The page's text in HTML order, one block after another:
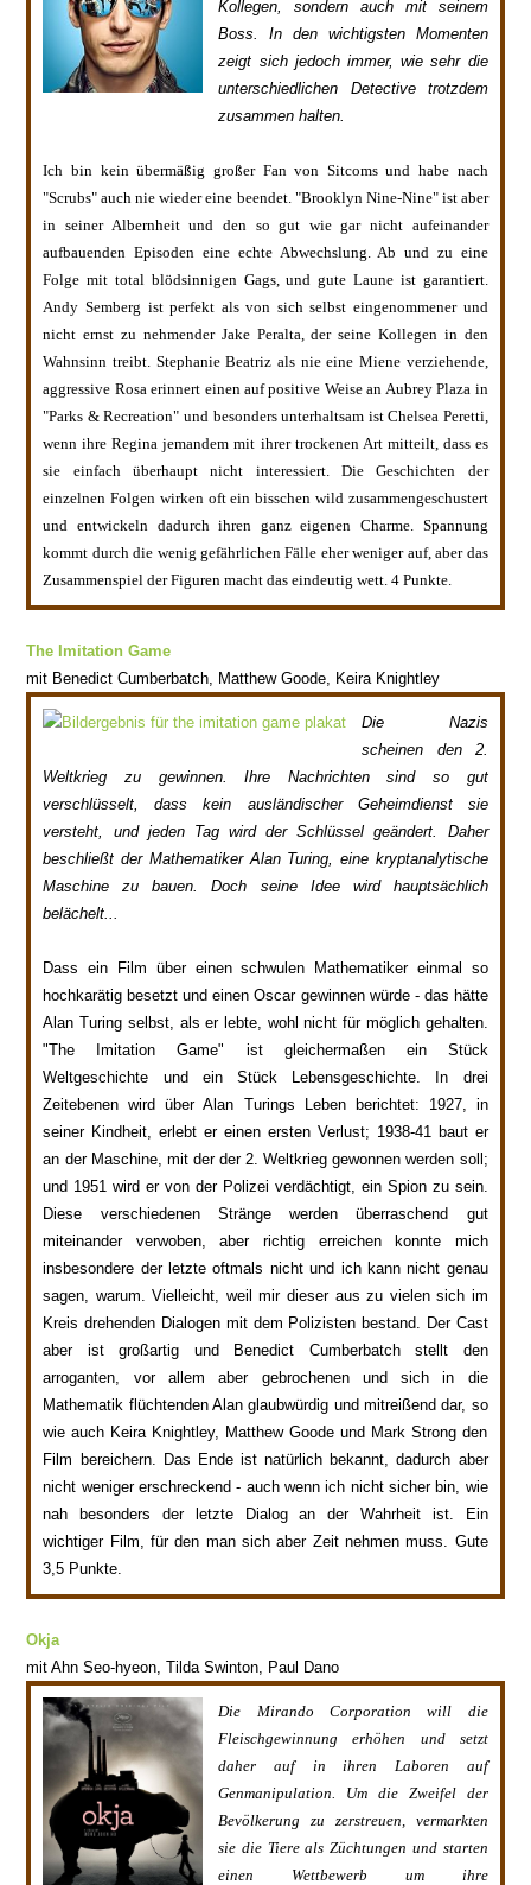
Kollegen, sondern auch mit seinem
Boss. In den wichtigsten Momenten
zeigt sich jedoch immer, wie sehr die
unterschiedlichen Detectivetrotzdem
zusammen halten.
Ich bin kein übermäßig großer Fan von Sitcoms und habe nach
"Scrubs" auch nie wieder eine beendet. "Brooklyn Nine-Nine" ist aber
in seiner Albernheit und den so gut wie gar nicht aufeinander
aufbauenden Episoden eine echte Abwechslung. Ab und zu eine
Folge mit total blödsinnigen Gags, und gute Laune ist garantiert.
Andy Semberg ist perfekt als von sich selbst eingenommener und
nicht ernst zu nehmender Jake Peralta, der seine Kollegen in den
Wahnsinn treibt. Stephanie Beatriz als nie eine Miene verziehende,
aggressive Rosa erinnert einen auf positive Weise an Aubrey Plaza in
"Parks & Recreation" und besonders unterhaltsam ist Chelsea Peretti,
wenn ihre Regina jemandem mit ihrer trockenen Art mitteilt, dass es
sie einfach überhaupt nicht interessiert. Die Geschichten der
einzelnen Folgen wirken oft ein bisschen wild zusammengeschustert
und entwickeln dadurch ihren ganz eigenen Charme. Spannung
kommt durch die wenig gefährlichen Fälle eher weniger auf, aber das
Zusammenspiel der Figuren macht das eindeutig wett. 4 Punkte.
The Imitation Game
mit Benedict Cumberbatch, Matthew Goode, Keira Knightley
Die Nazis
scheinen den 2.
Weltkrieg zu gewinnen. Ihre Nachrichten sind so gut
verschlüsselt, dass kein ausländischer Geheimdienst sie
versteht, und jeden Tag wird derSchlüssel geändert. Daher
beschließt der Mathematiker Alan Turing, eine kryptanalytische
Maschine zu bauen. Doch seine Idee wirdhauptsächlich
belächelt...
Dass ein Film über einen schwulen Mathematiker einmal so
hochkarätig besetzt und einen Oscar gewinnen würde - das hätte
Alan Turing selbst, als er lebte, wohl nicht für möglich gehalten.
"The Imitation
Game" ist gleichermaßen ein Stück
Weltgeschichte und ein Stück Lebensgeschichte. In drei
Zeitebenen wird über Alan Turings Leben berichtet: 1927, in
seiner Kindheit, erlebt er einen ersten Verlust; 1938-41 baut er
an der Maschine, mit der der 2. Weltkrieg gewonnen werden soll;
und 1951 wird er von der Polizei verdächtigt, ein Spion zu sein.
Diese verschiedenen Stränge werden überraschend gut
miteinander verwoben, aber richtig erreichen konnte mich
insbesondere der letzte oftmals nicht und ich kann nicht genau
sagen, warum.Vielleicht, weil mir dieser aus zu vielen sich im
Kreis drehenden Dialogen mit dem Polizisten bestand. Der Cast
aber ist großartig und Benedict Cumberbatch stellt den
arroganten, vor allem aber gebrochenen und sich in die
Mathematik flüchtenden Alan glaubwürdig und mitreißend dar, so
wie auch Keira Knightley, Matthew Goode und Mark Strong den
Film bereichern. Das Ende ist natürlich bekannt, dadurch aber
nicht weniger erschreckend - auch wenn ich nicht sicher bin, wie
nah besonders der letzte Dialog an der Wahrheit ist. Ein
wichtiger Film, für den man sich aber Zeit nehmen muss. Gute
3,5 Punkte.
Okja
mitAhn Seo-hyeon, Tilda Swinton, Paul Dano
Die Mirando Corporation will die
Fleischgewinnung erhöhen und setzt
daher auf in ihren Laboren auf
Genmanipulation. Um die Zweifel der
Bevölkerung zu zerstreuen, vermarkten
sie die Tiere als Züchtungen und starten
einen Wettbewerb um ihre